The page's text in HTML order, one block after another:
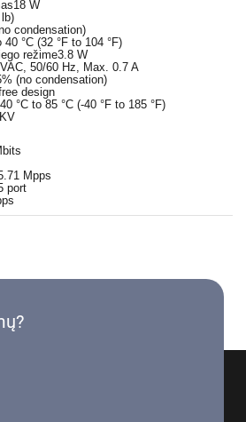
18 W
condensation)
40 °C (32 °F to 104 °F)
režime3.8 W
50/60 Hz, Max. 0.7 A
(no condensation)
design
°C to 85 °C (-40 °F to 185 °F)
Mpps
port